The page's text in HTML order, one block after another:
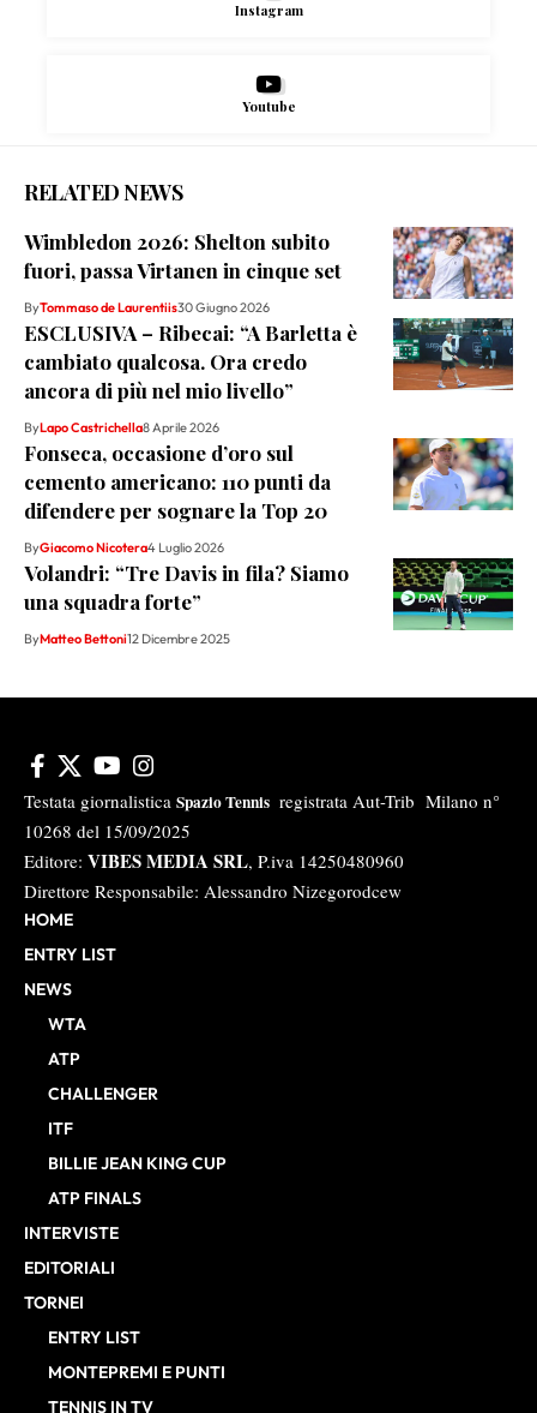
Instagram
Youtube
RELATED NEWS
Wimbledon 2026: Shelton subito
fuori, passa Virtanen in cinque set
ByTommaso de Laurentiis30 Giugno 2026
ESCLUSIVA – Ribecai: “A Barletta è
cambiato qualcosa. Ora credo
ancora di più nel mio livello”
ByLapo Castrichella8 Aprile 2026
Fonseca, occasione d’oro sul
cemento americano: 110 punti da
difendere per sognare la Top 20
ByGiacomo Nicotera4 Luglio 2026
Volandri: “Tre Davis in fila? Siamo
una squadra forte”
ByMatteo Bettoni12 Dicembre 2025
Testata giornalistica Spazio Tennis registrata Aut-Trib Milano n°
10268 del 15/09/2025
Editore: VIBES MEDIA SRL, P.iva 14250480960
Direttore Responsabile: Alessandro Nizegorodcew
HOME
ENTRY LIST
NEWS
WTA
ATP
CHALLENGER
ITF
BILLIE JEAN KING CUP
ATP FINALS
INTERVISTE
EDITORIALI
TORNEI
ENTRY LIST
MONTEPREMI E PUNTI
TENNIS IN TV